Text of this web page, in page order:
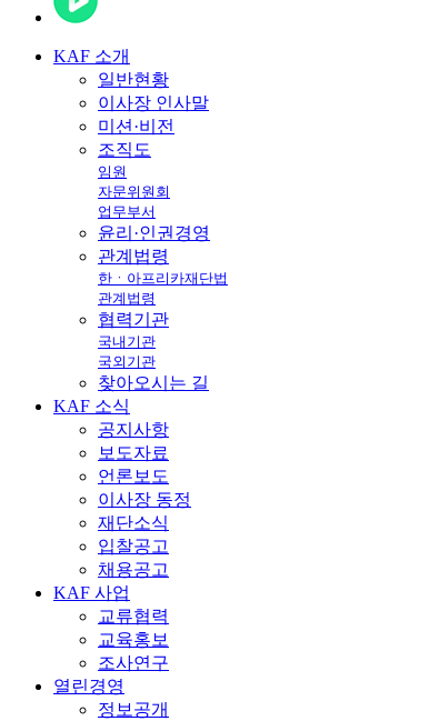
KAF 소개
일반현황
이사장 인사말
미션·비전
조직도
임원
자문위원회
업무부서
윤리·인권경영
관계법령
한ㆍ아프리카재단법
관계법령
협력기관
국내기관
국외기관
찾아오시는 길
KAF 소식
공지사항
보도자료
언론보도
이사장 동정
재단소식
입찰공고
채용공고
KAF 사업
교류협력
교육홍보
조사연구
열린경영
정보공개